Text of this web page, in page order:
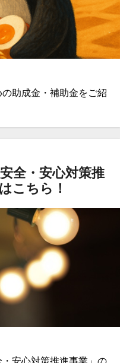
助成金・補助金をご紹
全・安心対策推
こちら！
安心対策推進事業」の